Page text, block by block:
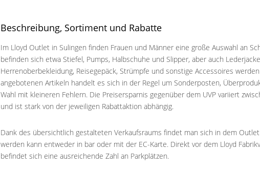
Beschreibung, Sortiment und Rabatte
Im Lloyd Outlet in Sulingen finden Frauen und Männer eine große Auswahl an
befinden sich etwa Stiefel, Pumps, Halbschuhe und Slipper, aber auch
Herrenoberbekleidung, Reisegepäck, Strümpfe und sonstige Accessoires
angebotenen Artikeln handelt es sich in der Regel um Sonderposten,
Wahl mit kleineren Fehlern. Die Preisersparnis gegenüber dem UVP variiert
und ist stark von der jeweiligen Rabattaktion abhängig.
Dank des übersichtlich gestalteten Verkaufsraums findet man sich in dem
werden kann entweder in bar oder mit der EC-Karte. Direkt vor dem Lloyd
befindet sich eine ausreichende Zahl an Parkplätzen.